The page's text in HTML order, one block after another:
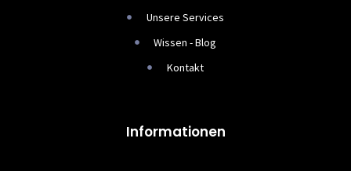
Unsere Services
Wissen - Blog
Kontakt
Informationen